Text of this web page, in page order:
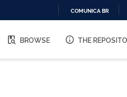
O
COMUNICA BR
BROWSE THE